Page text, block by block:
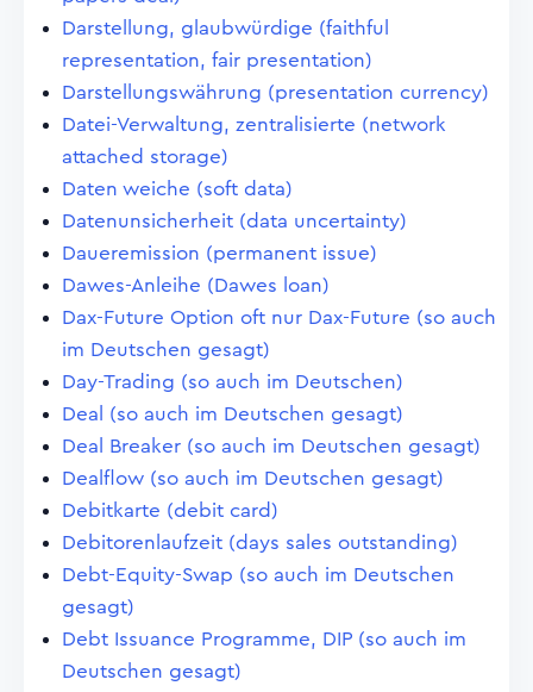
Darstellung, glaubwürdige (faithful
representation, fair presentation)
Darstellungswährung (presentation currency)
Datei-Verwaltung, zentralisierte (network
attached storage)
Daten weiche (soft data)
Datenunsicherheit (data uncertainty)
Daueremission (permanent issue)
Dawes-Anleihe (Dawes loan)
Dax-Future Option oft nur Dax-Future (so auch
im Deutschen gesagt)
Day-Trading (so auch im Deutschen)
Deal (so auch im Deutschen gesagt)
Deal Breaker (so auch im Deutschen gesagt)
Dealflow (so auch im Deutschen gesagt)
Debitkarte (debit card)
Debitorenlaufzeit (days sales outstanding)
Debt-Equity-Swap (so auch im Deutschen
gesagt)
Debt Issuance Programme, DIP (so auch im
Deutschen gesagt)